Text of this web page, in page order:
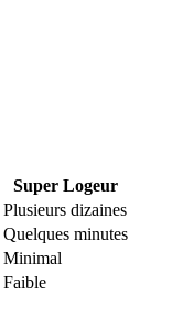
Super Logeur
Plusieurs dizaines
Quelques minutes
Minimal
Faible